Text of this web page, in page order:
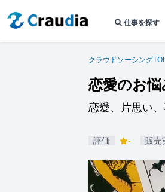
仕事を探す
クラウドソーシング
恋愛のお
恋愛、片思い
評価 - 販売